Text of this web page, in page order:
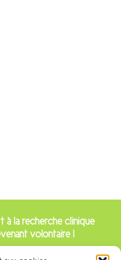
à la recherche clinique
volontaire !